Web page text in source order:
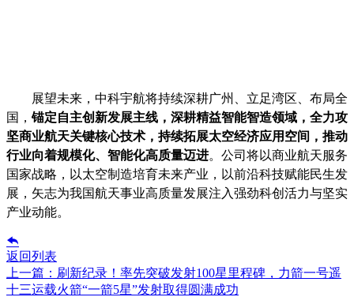
展望未来，中科宇航将持续深耕广州、立足湾区、布局全
国， 锚定自主创新发展主线，深耕精益智能智造领域，全力攻
坚商业航天关键核心技术，持续拓展太空经济应用空间，推动
行业向着规模化、智能化高质量迈进。公司将以商业航天服务
国家战略，以太空制造培育未来产业，以前沿科技赋能民生发
展，矢志为我国航天事业高质量发展注入强劲科创活力与坚实
产业动能。

返回列表
上一篇：刷新纪录！率先突破发射100星里程碑，力箭一号遥
十三运载火箭“一箭5星”发射取得圆满成功